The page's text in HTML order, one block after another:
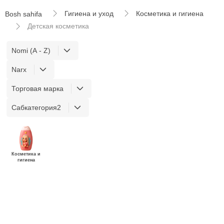
Bosh sahifa Гигиена и уход
Косметика и гигиена
Детская косметика
Nomi (A - Z)
Narx
Торговая марка
Сабкатегория2
Косметика и
гигиена